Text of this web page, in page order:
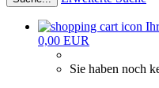
0,00 EUR
Sie haben noch